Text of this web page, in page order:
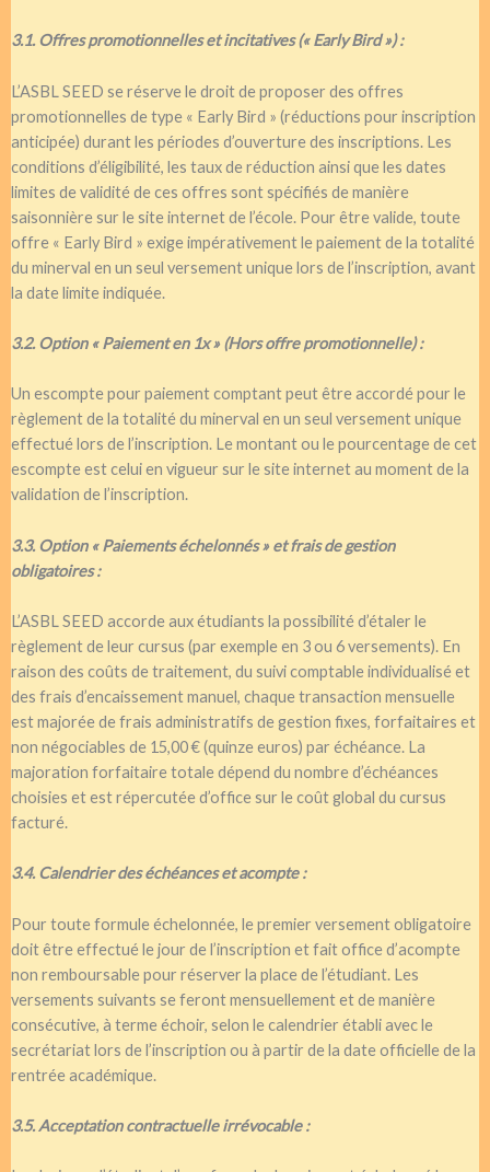
3.1. Offres promotionnelles et incitatives (« Early Bird ») :
L’ASBL SEED se réserve le droit de proposer des offres
promotionnelles de type « Early Bird » (réductions pour inscription
anticipée) durant les périodes d’ouverture des inscriptions. Les
conditions d’éligibilité, les taux de réduction ainsi que les dates
limites de validité de ces offres sont spécifiés de manière
saisonnière sur le site internet de l’école. Pour être valide, toute
offre « Early Bird » exige impérativement le paiement de la totalité
du minerval en un seul versement unique lors de l’inscription, avant
la date limite indiquée.
3.2. Option « Paiement en 1x » (Hors offre promotionnelle) :
Un escompte pour paiement comptant peut être accordé pour le
règlement de la totalité du minerval en un seul versement unique
effectué lors de l’inscription. Le montant ou le pourcentage de cet
escompte est celui en vigueur sur le site internet au moment de la
validation de l’inscription.
3.3. Option « Paiements échelonnés » et frais de gestion
obligatoires :
L’ASBL SEED accorde aux étudiants la possibilité d’étaler le
règlement de leur cursus (par exemple en 3 ou 6 versements). En
raison des coûts de traitement, du suivi comptable individualisé et
des frais d’encaissement manuel, chaque transaction mensuelle
est majorée de frais administratifs de gestion fixes, forfaitaires et
non négociables de 15,00 € (quinze euros) par échéance. La
majoration forfaitaire totale dépend du nombre d’échéances
choisies et est répercutée d’office sur le coût global du cursus
facturé.
3.4. Calendrier des échéances et acompte :
Pour toute formule échelonnée, le premier versement obligatoire
doit être effectué le jour de l’inscription et fait office d’acompte
non remboursable pour réserver la place de l’étudiant. Les
versements suivants se feront mensuellement et de manière
consécutive, à terme échoir, selon le calendrier établi avec le
secrétariat lors de l’inscription ou à partir de la date officielle de la
rentrée académique.
3.5. Acceptation contractuelle irrévocable :